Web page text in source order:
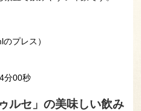
プレス）
分00秒
ルセ」の美味しい飲み